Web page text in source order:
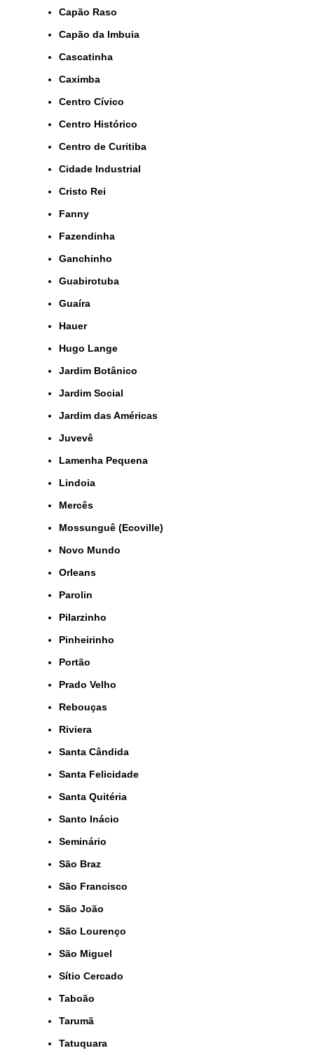
Capão Raso
Capão da Imbuia
Cascatinha
Caximba
Centro Cívico
Centro Histórico
Centro de Curitiba
Cidade Industrial
Cristo Rei
Fanny
Fazendinha
Ganchinho
Guabirotuba
Guaíra
Hauer
Hugo Lange
Jardim Botânico
Jardim Social
Jardim das Américas
Juvevê
Lamenha Pequena
Lindoia
Mercês
Mossunguê (Ecoville)
Novo Mundo
Orleans
Parolin
Pilarzinho
Pinheirinho
Portão
Prado Velho
Rebouças
Riviera
Santa Cândida
Santa Felicidade
Santa Quitéria
Santo Inácio
Seminário
São Braz
São Francisco
São João
São Lourenço
São Miguel
Sítio Cercado
Taboão
Tarumã
Tatuquara